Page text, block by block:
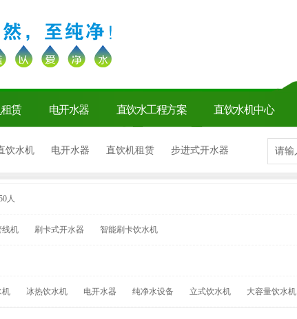
赁 电开水器 直饮水工程方案 直饮水机中心
饮水机 电开水器 直饮机租赁 步进式开水器
人
线机 刷卡式开水器 智能刷卡饮水机
机 冰热饮水机 电开水器 纯净水设备 立式饮水机 大容量饮水机